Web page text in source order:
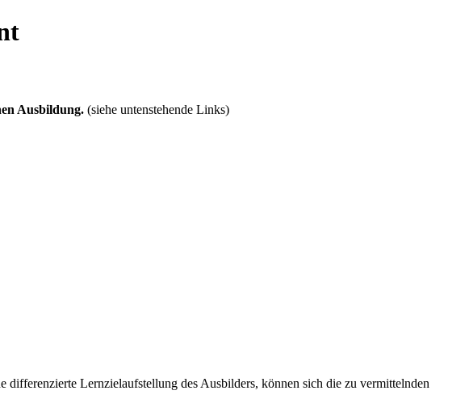
Ausbildung. (siehe untenstehende Links)
Lernzielaufstellung des Ausbilders, können sich die zu vermittelnden